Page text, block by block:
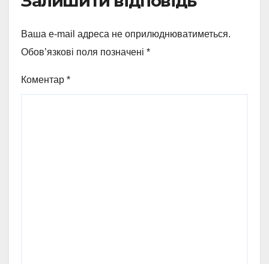
Ваша e-mail адреса не оприлюднюватиметься.
Обов’язкові поля позначені *
Коментар *